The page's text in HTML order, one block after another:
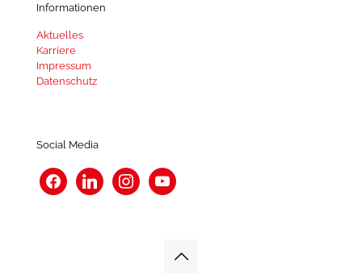
Informationen
Aktuelles
Karriere
Impressum
Datenschutz
Social Media
facebooklinkedininstagramyoutube